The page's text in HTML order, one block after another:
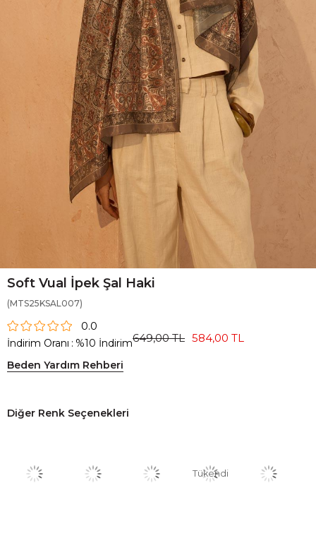
Soft Vual İpek Şal Haki
(MTS25KSAL007)
0.0
İndirim Oranı : %10 İndirim649,00 TL 584,00 TL
Beden Yardım Rehberi
Diğer Renk Seçenekleri
Tükendi